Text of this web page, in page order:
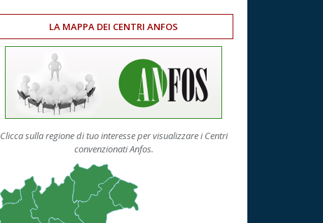
LA MAPPA DEI CENTRI ANFOS
Clicca sulla regione di tuo interesse per visualizzare i Centri
convenzionati Anfos.